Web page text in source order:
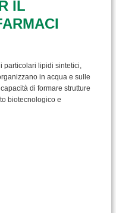
IL
particolari lipidi sintetici,
in acqua e sulle
di formare strutture
biotecnologico e